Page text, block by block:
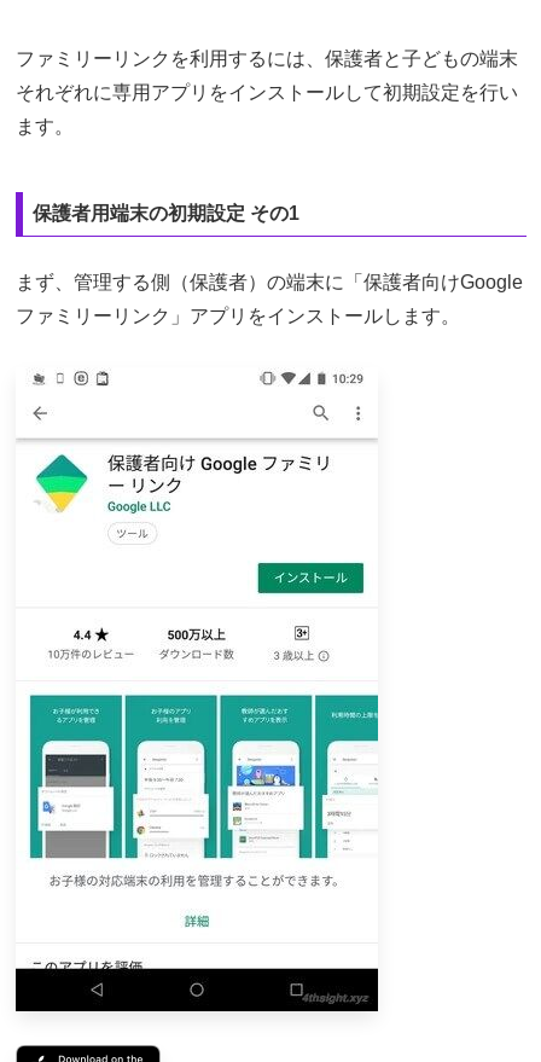
ファミリーリンクを利用するには、保護者と子どもの端末
それぞれに専用アプリをインストールして初期設定を行い
ます。
保護者用端末の初期設定 その1
まず、管理する側（保護者）の端末に「保護者向けGoogle
ファミリーリンク」アプリをインストールします。